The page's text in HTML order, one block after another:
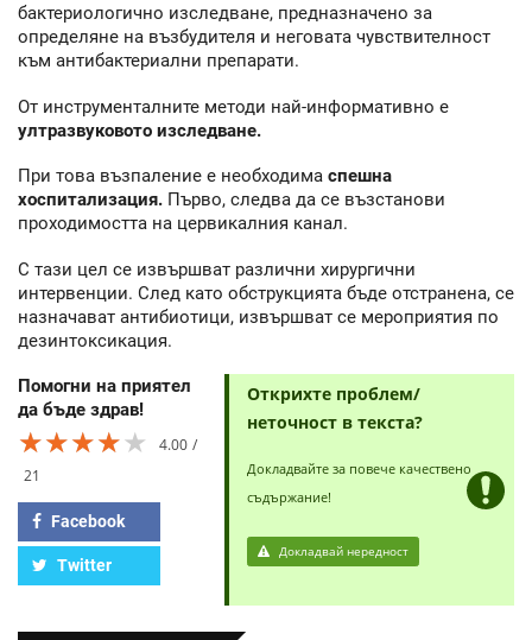
бактериологично изследване, предназначено за
определяне на възбудителя и неговата чувствителност
към антибактериални препарати.
От инструменталните методи най-информативно е
ултразвуковото изследване.
При това възпаление е необходима спешна
хоспитализация. Първо, следва да се възстанови
проходимостта на цервикалния канал.
С тази цел се извършват различни хирургични
интервенции. След като обструкцията бъде отстранена, се
назначават антибиотици, извършват се мероприятия по
дезинтоксикация.
Помогни на приятел
да бъде здрав!
★★★★★
★★★★★
★★★★★
4.00
21
Facebook
Twitter
Открихте проблем/
неточност в текста?
Докладвайте за повече качествено
съдържание!
Докладвай нередност